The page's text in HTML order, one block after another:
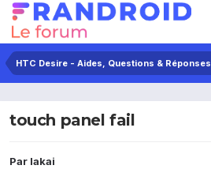
HTC Desire - Aides, Questions & Réponses
touch panel fail
Par lakai